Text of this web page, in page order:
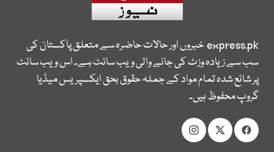
express.pkخبروں اور حالات حاضرہ سے متعلق پاکستان کی
سب سے زیادہ وزٹ کی جانے والی ویب سائٹ ہے۔ اس ویب سائٹ
پر شائع شدہ تمام مواد کے جملہ حقوق بحق ایکسپریس میڈیا
گروپ محفوظ ہیں۔